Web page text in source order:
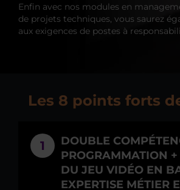
Enfin avec nos modules en
de projets techniques, vous saurez
aux exigences de postes à
Les 8 points forts
1
DOUBLE
PROGRAMMATION +
DU JEU VIDÉO EN
EXPERTISE MÉTIER